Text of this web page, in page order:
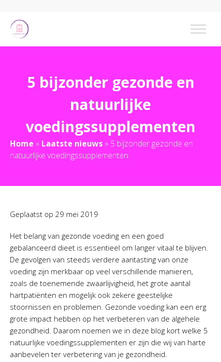
5 bijzonder gezonde en
natuurlijke
voedingssupplementen
Home » Laatste nieuws » 5 bijzonder gezonde en
natuurlijke voedingssupplementen
Geplaatst op 29 mei 2019
Het belang van gezonde voeding en een goed
gebalanceerd dieet is essentieel om langer vitaal te blijven.
De gevolgen van steeds verdere aantasting van onze
voeding zijn merkbaar op veel verschillende manieren,
zoals de toenemende zwaarlijvigheid, het grote aantal
hartpatiënten en mogelijk ook zekere geestelijke
stoornissen en problemen. Gezonde voeding kan een erg
grote impact hebben op het verbeteren van de algehele
gezondheid. Daarom noemen we in deze blog kort welke 5
natuurlijke voedingssupplementen er zijn die wij van harte
aanbevelen ter verbetering van je gezondheid.